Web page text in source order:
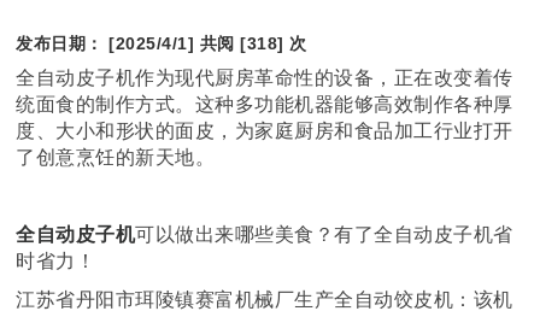
发布日期： [2025/4/1] 共阅 [318] 次
全自动皮子机作为现代厨房革命性的设备，正在改变着传
统面食的制作方式。这种多功能机器能够高效制作各种厚
度、大小和形状的面皮，为家庭厨房和食品加工行业打开
了创意烹饪的新天地。
全自动皮子机可以做出来哪些美食？有了全自动皮子机省
时省力！
江苏省丹阳市珥陵镇赛富机械厂生产全自动饺皮机：该机